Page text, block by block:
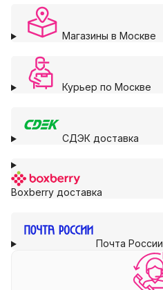
Магазины в Москве
Курьер по Москве
СДЭК доставка
Boxberry доставка
Почта России